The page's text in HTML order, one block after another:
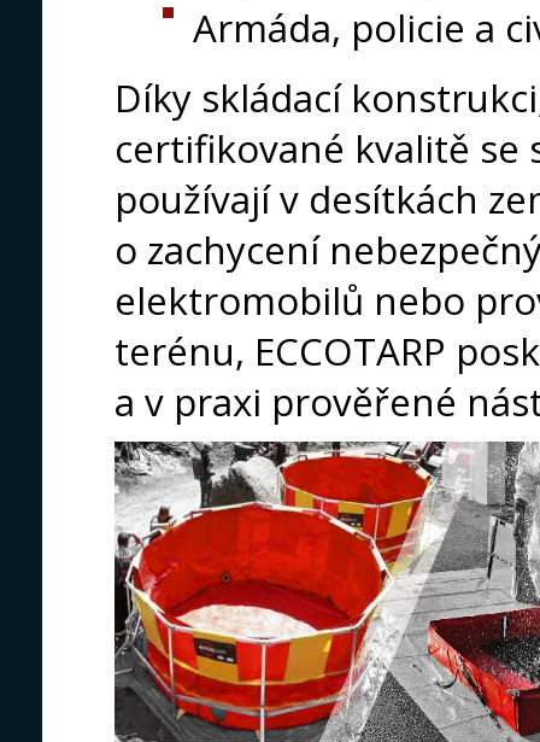
Armáda, policie a
Díky skládací
certifikované kvalitě se
používají v desítkách
o zachycení
elektromobilů nebo
terénu, ECCOTARP
a v praxi prověřené